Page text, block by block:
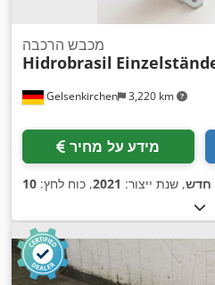
Gelsenkirchen 3,220 km
מכבש הרכבה
Hidrobrasil
מידע על מחיר
חדש, שנת ייצור: 2021, כוח לחץ: